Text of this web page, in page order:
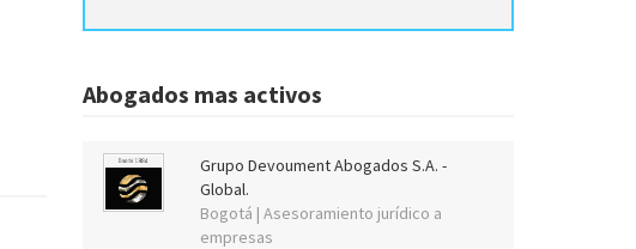
Abogados mas activos
Grupo Devoument Abogados S.A. -
Global.
Bogotá | Asesoramiento jurídico a
empresas